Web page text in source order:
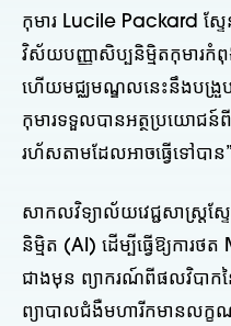
កុមារ Lucile Packard ស្ទែន
វិស័យបញ្ញាសិប្បនិម្មិតកុមារកំ
ហើយមជ្ឈមណ្ឌលនេះនឹងបង្រួប
កុមារទទួលបានអត្ថប្រយោជន៍ពី
រហ័សតាមដែលអាចធ្វើទៅបាន
សាកលវិទ្យាល័យវេជ្ជសាស្ត្រស្
និម្មិត (AI) ដើម្បីធ្វើឱ្យការ
ជាងមុន ព្យាករណ៍ពីផលវិបាកនៃ
ព្យាបាលជំងឺមហារីកមានលក្ខ